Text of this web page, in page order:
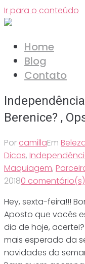
Ir para o conteúdo
Home
Blog
Contato
Berenice? ,
Por camillaEm
Dicas,
Maquiagem,
20180 comentário(s)
Hey, sexta-feira!!!
Aposto que vocês
dia de hoje,
mais esperado da
novidades da